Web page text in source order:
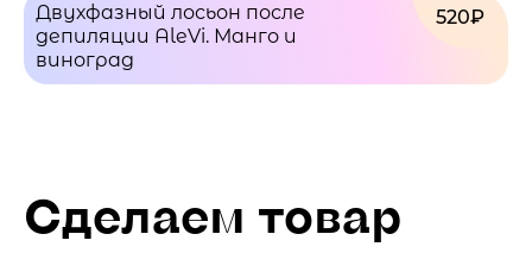
520₽
Двухфазный лосьон после
депиляции AleVi. Манго и
виноград
Сделаем товар